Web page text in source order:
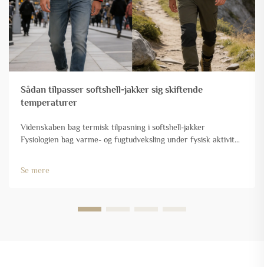
Sådan tilpasser softshell-jakker sig skiftende
temperaturer
Videnskaben bag termisk tilpasning i softshell-jakker
Fysiologien bag varme- og fugtudveksling under fysisk aktivitet
Se mere